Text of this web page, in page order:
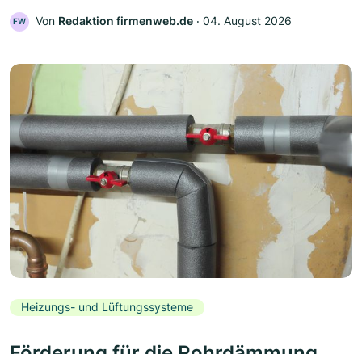
FW Von Redaktion firmenweb.de ‧ 04. August 2026
Heizungs- und Lüftungssysteme